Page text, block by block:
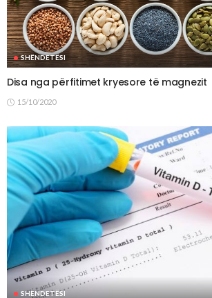
SHËNDETËSI
Disa nga përfitimet kryesore të magnezit
15/10/2020
SHËNDETËSI